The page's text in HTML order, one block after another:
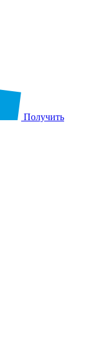
Получить